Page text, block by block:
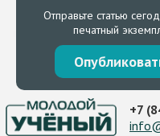
Отправьте статью
печатный
+7